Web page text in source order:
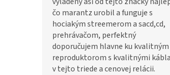
čo marantz urobil a funguje s
hociakým streemerom a sacd,cd,
prehrávačom, perfektný
doporučujem hlavne ku kvalitným
reproduktorom s kvalitnými
v tejto triede a cenovej relácii.